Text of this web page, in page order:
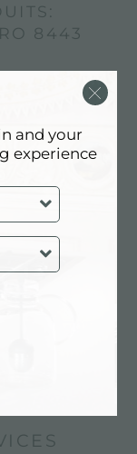
8443
and your
experience